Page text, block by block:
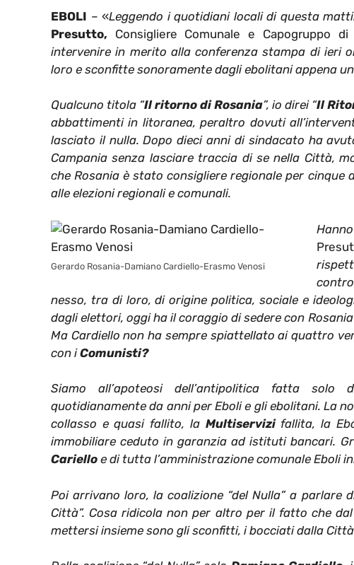
EBOLI – «Leggendo i quotidiani locali di questa
Presutto, Consigliere Comunale e Capogruppo
intervenire in merito alla conferenza stampa di ieri
loro e sconfitte sonoramente dagli ebolitani appena
Qualcuno titola “Il ritorno di Rosania”, io direi “Il
abbattimenti in litoranea, peraltro dovuti
lasciato il nulla. Dopo dieci anni di sindacato ha
Campania senza lasciare traccia di se nella Città,
che Rosania è stato consigliere regionale per
alle elezioni regionali e comunali.
Gerardo Rosania-Damiano Cardiello-Erasmo Venosi
nesso, tra di loro, di origine politica, sociale e
dagli elettori, oggi ha il coraggio di sedere con
Ma Cardiello non ha sempre spiattellato ai quattro
con iComunisti?
Siamo all’apoteosi dell’antipolitica fatta
quotidianamente da anni per Eboli e gli ebolitani. La
collasso e quasi fallito, la Multiservizifallita, la
immobiliare ceduto in garanzia ad istituti bancari.
Cariello e di tutta l’amministrazione comunale Eboli
Poi arrivano loro, la coalizione “del Nulla” a parlare
Città”. Cosa ridicola non per altro per il fatto che
mettersi insieme sono gli sconfitti, i bocciati dalla